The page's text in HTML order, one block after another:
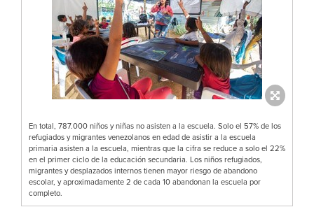
En total, 787.000 niños y niñas no asisten a la escuela. Solo el 57% de los
refugiados y migrantes venezolanos en edad de asistir a la escuela
primaria asisten a la escuela, mientras que la cifra se reduce a solo el 22%
en el primer ciclo de la educación secundaria. Los niños refugiados,
migrantes y desplazados internos tienen mayor riesgo de abandono
escolar, y aproximadamente 2 de cada 10 abandonan la escuela por
completo.